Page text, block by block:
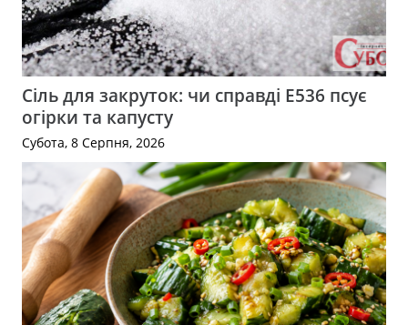
Сіль для закруток: чи справді Е536 псує
огірки та капусту
Субота, 8 Серпня, 2026